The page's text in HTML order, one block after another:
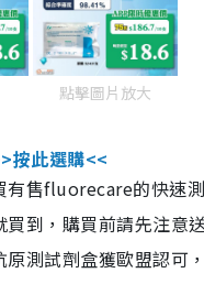
點擊圖片放大
按此選購<<
有售fluorecare的快速
到，購買前請先注意
原測試劑盒獲歐盟認可